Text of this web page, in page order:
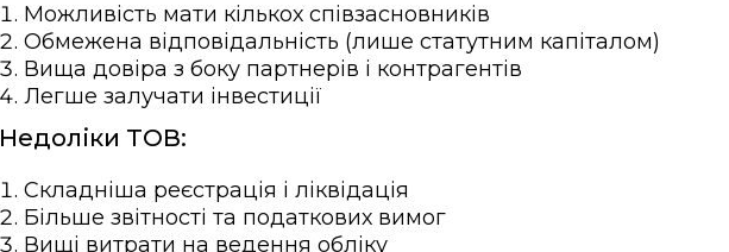
Можливість мати кількох співзасновників
Обмежена відповідальність (лише статутним капіталом)
Вища довіра з боку партнерів і контрагентів
Легше залучати інвестиції
Недоліки ТОВ:
Складніша реєстрація і ліквідація
Більше звітності та податкових вимог
Вищі витрати на ведення обліку